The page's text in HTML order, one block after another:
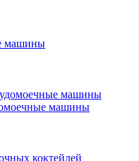
машины
машины
машины
коктейлей